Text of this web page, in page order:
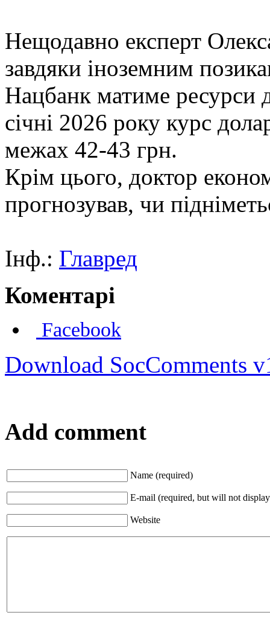
Нещодавно експерт
завдяки іноземним
Нацбанк матиме ресурси
січні 2026 року курс
межах 42-43 грн.
Крім цього, доктор
прогнозував, чи
Інф.: Главред
Коментарі
Facebook
Download SocComments
Add comment
Name (required)
E-mail (required, but will not
Website